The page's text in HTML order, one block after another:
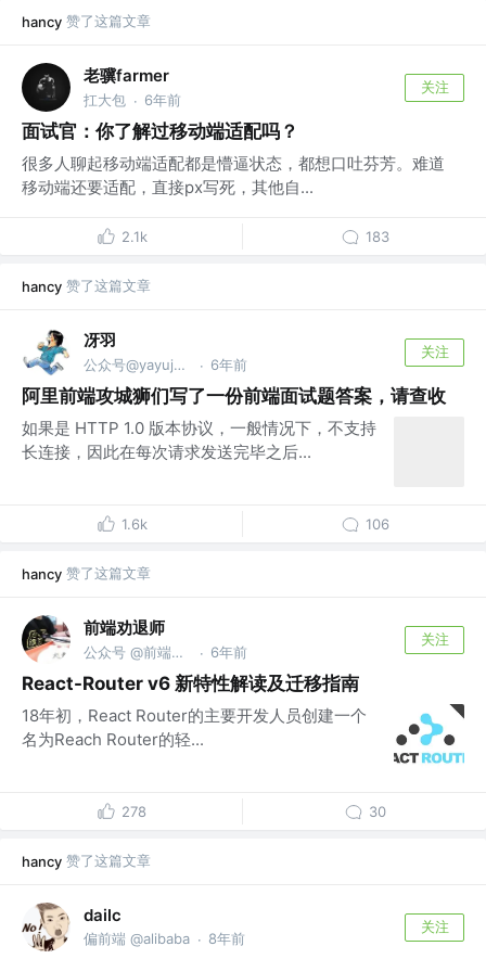
hancy 赞了这篇文章
老骥farmer
扛大包 · 6年前
关注
面试官：你了解过移动端适配吗？
很多人聊起移动端适配都是懵逼状态，都想口吐芬芳。难道
移动端还要适配，直接px写死，其他自...
2.1k 183
hancy 赞了这篇文章
冴羽
公众号@yayujs @🏅掘金签约作者 · 6年前
关注
阿里前端攻城狮们写了一份前端面试题答案，请查收
如果是 HTTP 1.0 版本协议，一般情况下，不支持
长连接，因此在每次请求发送完毕之后...
1.6k 106
hancy 赞了这篇文章
前端劝退师
公众号 @前端劝退师 · 6年前
关注
React-Router v6 新特性解读及迁移指南
18年初，React Router的主要开发人员创建一个
名为Reach Router的轻...
278 30
hancy 赞了这篇文章
dailc
偏前端 @alibaba · 8年前
关注